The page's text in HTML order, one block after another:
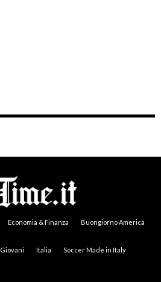
Economia & Finanza Buongiorno America
Giovani Italia Soccer Made in Italy